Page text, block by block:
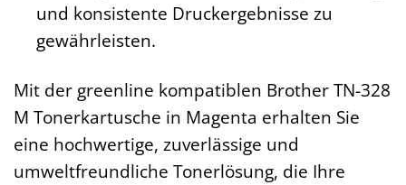
und konsistente Druckergebnisse zu
gewährleisten.
Mit der greenline kompatiblen Brother TN-328
M Tonerkartusche in Magenta erhalten Sie
eine hochwertige, zuverlässige und
umweltfreundliche Tonerlösung, die Ihre